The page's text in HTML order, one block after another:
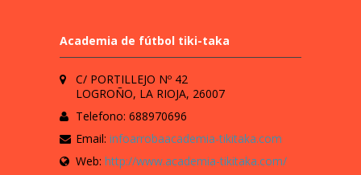
Academia de fútbol tiki-taka
C/ PORTILLEJO Nº 42
LOGROÑO, LA RIOJA, 26007
Telefono: 688970696
Email: infoarrobaacademia-tikitaka.com
Web: http://www.academia-tikitaka.com/